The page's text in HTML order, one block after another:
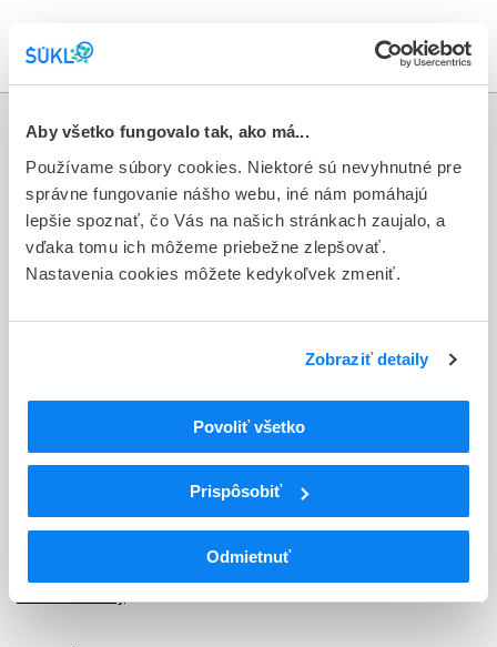
Aby všetko fungovalo tak, ako má...
Používame súbory cookies. Niektoré sú nevyhnutné pre
správne fungovanie nášho webu, iné nám pomáhajú
lepšie spoznať, čo Vás na našich stránkach zaujalo, a
vďaka tomu ich môžeme priebežne zlepšovať.
Nastavenia cookies môžete kedykoľvek zmeniť.
Zobraziť detaily
Povoliť všetko
Prispôsobiť
Odmietnuť
V ostatných pracovných dňoch bude podateľňa otvorená
v štandardnom čase.
Informácie
Aktuality
Dotazník spokojnosti zákazníka
Kontakty